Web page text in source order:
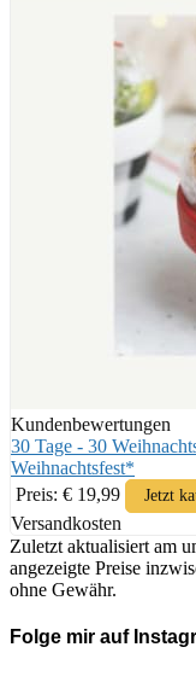
Kundenbewertungen
30 Tage - 30
Weihnachtsfest*
Preis: € 19,99
Jetzt
Versandkosten
Zuletzt aktualisiert am
angezeigte Preise
ohne Gewähr.
Folge mir auf